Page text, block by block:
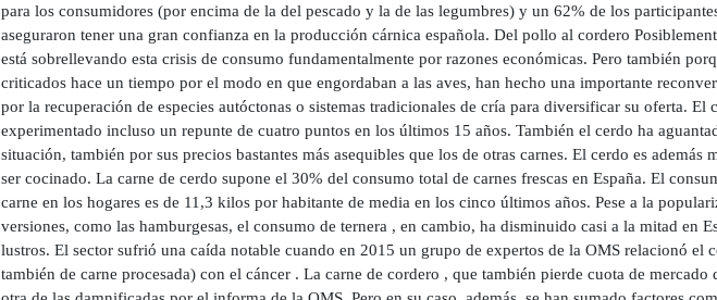
para los consumidores (por encima de la del pescado y la de las legumbres) y un 62% de los
aseguraron tener una gran confianza en la producción cárnica española. Del pollo al cordero
está sobrellevando esta crisis de consumo fundamentalmente por razones económicas. Pero también
criticados hace un tiempo por el modo en que engordaban a las aves, han hecho una importante
por la recuperación de especies autóctonas o sistemas tradicionales de cría para diversificar su oferta. El
experimentado incluso un repunte de cuatro puntos en los últimos 15 años. También el cerdo ha
situación, también por sus precios bastantes más asequibles que los de otras carnes. El cerdo es además
ser cocinado. La carne de cerdo supone el 30% del consumo total de carnes frescas en España. El
carne en los hogares es de 11,3 kilos por habitante de media en los cinco últimos años. Pese a la
versiones, como las hamburgesas, el consumo de ternera , en cambio, ha disminuido casi a la mitad en
lustros. El sector sufrió una caída notable cuando en 2015 un grupo de expertos de la OMS relacionó el
también de carne procesada) con el cáncer . La carne de cordero , que también pierde cuota de mercado